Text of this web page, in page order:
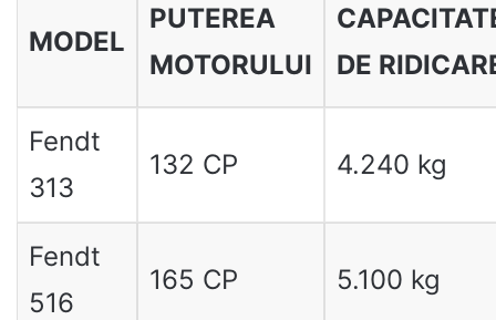
MODEL
PUTEREA
MOTORULUI
DE
Fendt
313
132 CP 4.240 kg
Fendt
516
165 CP 5.100 kg